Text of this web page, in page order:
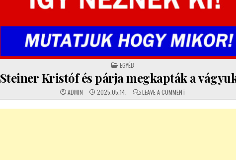
POSTED
IN
EGYÉB
Steiner Kristóf és párja megkapták a
ADMIN 2025.05.14. LEAVE A COMMENTON
STEINER
ÉS